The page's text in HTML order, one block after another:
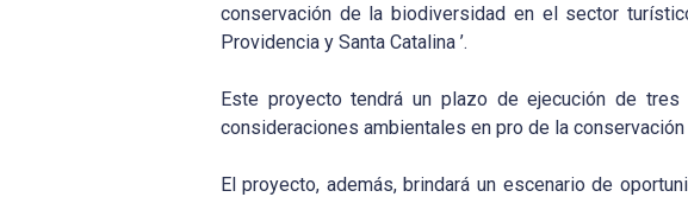
conservación de la biodiversidad en el sector
Providencia y Santa Catalina ’.
Este proyecto tendrá un plazo de ejecución de
consideraciones ambientales en pro de la
El proyecto, además, brindará un escenario de